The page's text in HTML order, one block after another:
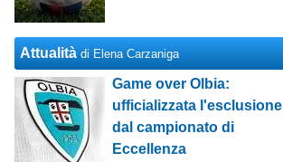
Attualità di Elena Carzaniga
Game over Olbia:
ufficializzata l'esclusione
dal campionato di
Eccellenza